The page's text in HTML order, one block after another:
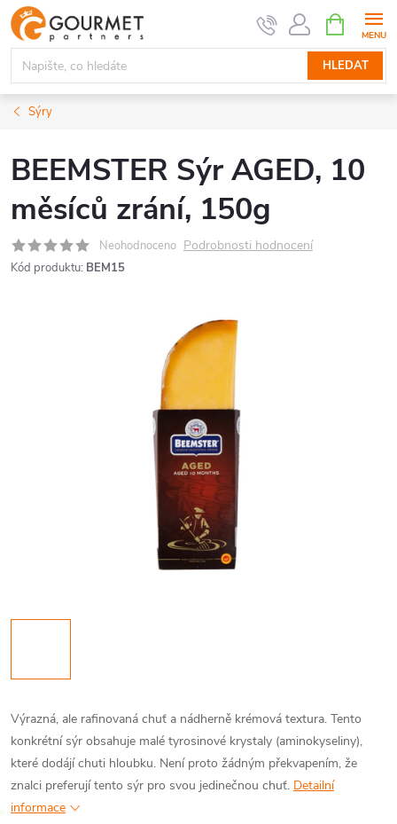
Přejít
na
obsah
HLEDAT
NÁKUPNÍ
KOŠÍK
Sýry
BEEMSTER Sýr AGED, 10
měsíců zrání, 150g
Neohodnoceno Podrobnosti hodnocení
Kód produktu: BEM15
Výrazná, ale rafinovaná chuť a nádherně krémová textura. Tento
konkrétní sýr obsahuje malé tyrosinové krystaly (aminokyseliny),
které dodájí chuti hloubku. Není proto žádným překvapením, že
znalci preferují tento sýr pro svou jedinečnou chuť. Detailní
informace